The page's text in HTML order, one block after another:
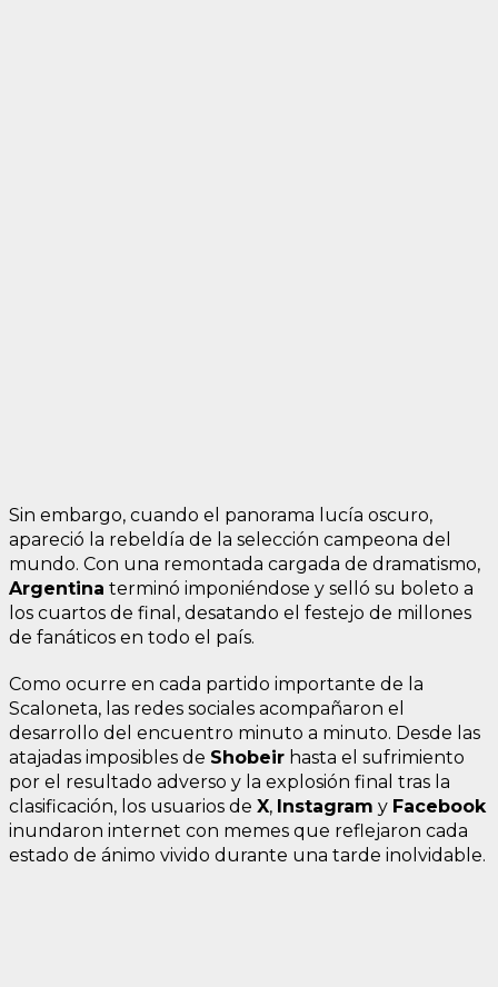
Sin embargo, cuando el panorama lucía oscuro,
apareció la rebeldía de la selección campeona del
mundo. Con una remontada cargada de dramatismo,
Argentina terminó imponiéndose y selló su boleto a
los cuartos de final, desatando el festejo de millones
de fanáticos en todo el país.
Como ocurre en cada partido importante de la
Scaloneta, las redes sociales acompañaron el
desarrollo del encuentro minuto a minuto. Desde las
atajadas imposibles de Shobeir hasta el sufrimiento
por el resultado adverso y la explosión final tras la
clasificación, los usuarios de X, Instagram y Facebook
inundaron internet con memes que reflejaron cada
estado de ánimo vivido durante una tarde inolvidable.